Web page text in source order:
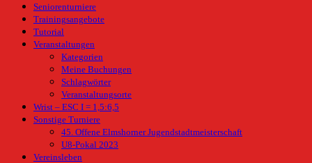
Seniorenturniere
Trainingsangebote
Tutorial
Veranstaltungen
Kategorien
Meine Buchungen
Schlagwörter
Veranstaltungsorte
Wrist – ESC I = 1,5:6,5
Sonstige Turniere
45. Offene Elmshorner Jugendstadtmeisterschaft
U8-Pokal 2023
Vereinsleben